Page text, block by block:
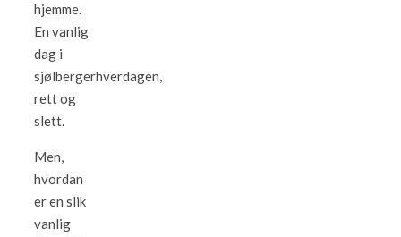
hjemme.
En vanlig
dag i
sjølbergerhverdagen,
rett og
slett.
Men,
hvordan
er en slik
vanlig